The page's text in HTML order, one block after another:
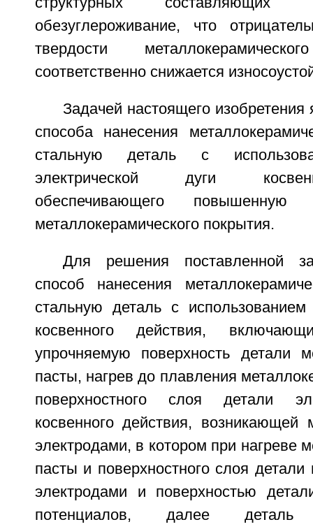
обезуглероживание, что
твердости
соответственно снижается
Задачей настоящего изобретения
способа нанесения
стальную деталь с
электрической дуги
обеспечивающего повышенную
металлокерамического покрытия.
Для решения поставленной
способ нанесения
стальную деталь с использованием
косвенного действия,
упрочняемую поверхность детали
пасты, нагрев до плавления
поверхностного слоя детали
косвенного действия,
электродами, в котором при нагреве
пасты и поверхностного слоя
электродами и поверхностью
потенциалов, далее